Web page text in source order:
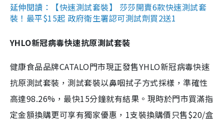
延伸閱讀：【快速測試套裝】 莎莎開賣6款快速測試套
裝！最平$15起 政府衛生署認可測試劑買2送1
YHLO新冠病毒快速抗原測試套裝
健康食品品牌CATALO門市現正發售YHLO新冠病毒快速
抗原測試套裝，測試套裝以鼻咽拭子方式採樣，準確性
高達98.26%，最快15分鐘就有結果。現時於門市買滿指
定金額換購更可享有獨家優惠，1支裝換購價只售$20/盒